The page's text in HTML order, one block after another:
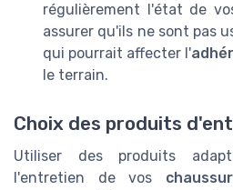
régulièrement l'état de
assurer qu'ils ne sont pas
qui pourrait affecter l'
le terrain.
Choix des produits
Utiliser des produits
l'entretien de vos